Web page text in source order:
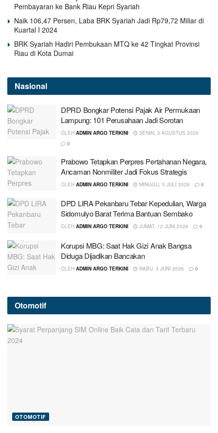
Pembayaran ke Bank Riau Kepri Syariah
Naik 106,47 Persen, Laba BRK Syariah Jadi Rp79,72 Miliar di
Kuartal I 2024
BRK Syariah Hadiri Pembukaan MTQ ke 42 Tingkat Provinsi
Riau di Kota Dumai
Nasional
DPRD Bongkar Potensi Pajak Air Permukaan
Lampung: 101 Perusahaan Jadi Sorotan
OLEH ADMIN ARGO TERKINI
SENIN, 3 AGUSTUS 2026
0
Prabowo Tetapkan Perpres Pertahanan Negara,
Ancaman Nonmiliter Jadi Fokus Strategis
OLEH ADMIN ARGO TERKINI MINGGU, 5 JULI 2026 0
DPD LIRA Pekanbaru Tebar Kepedulian, Warga
Sidomulyo Barat Terima Bantuan Sembako
OLEH ADMIN ARGO TERKINI JUMAT, 12 JUNI 2026 0
Korupsi MBG: Saat Hak Gizi Anak Bangsa
Diduga Dijadikan Bancakan
OLEH ADMIN ARGO TERKINI RABU, 3 JUNI 2026 0
Otomotif
OTOMOTIF